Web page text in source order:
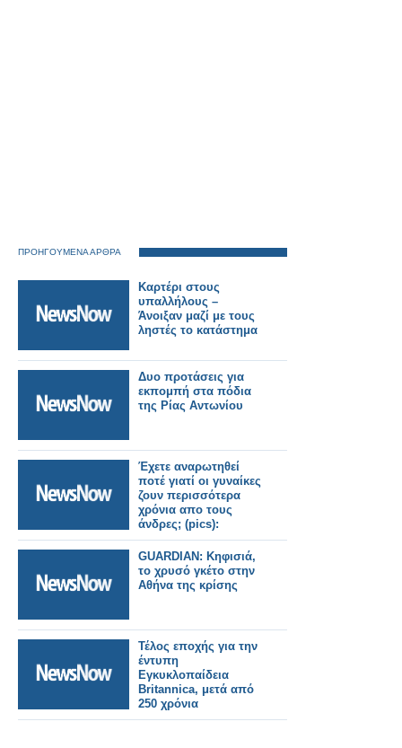
ΠΡΟΗΓΟΥΜΕΝΑ ΑΡΘΡΑ
Καρτέρι στους
υπαλλήλους –
Άνοιξαν μαζί με τους
ληστές το κατάστημα
Δυο προτάσεις για
εκπομπή στα πόδια
της Ρίας Αντωνίου
Έχετε αναρωτηθεί
ποτέ γιατί οι γυναίκες
ζουν περισσότερα
χρόνια απο τους
άνδρες; (pics):
GUARDIAN: Κηφισιά,
το χρυσό γκέτο στην
Αθήνα της κρίσης
Τέλος εποχής για την
έντυπη
Εγκυκλοπαίδεια
Britannica, μετά από
250 χρόνια